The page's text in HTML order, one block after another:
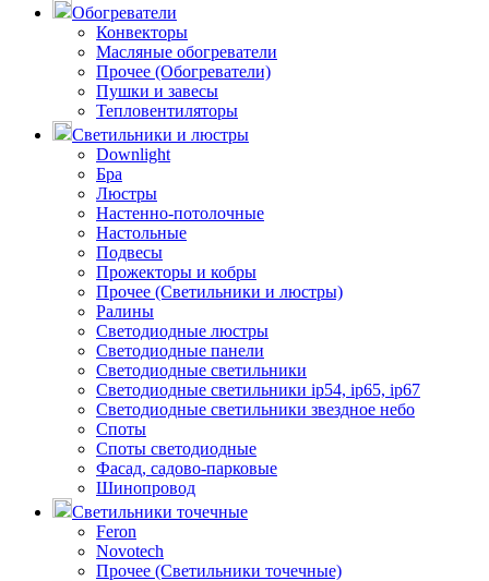
Обогреватели
Конвекторы
Масляные обогреватели
Прочее (Обогреватели)
Пушки и завесы
Тепловентиляторы
Светильники и люстры
Downlight
Бра
Люстры
Настенно-потолочные
Настольные
Подвесы
Прожекторы и кобры
Прочее (Светильники и люстры)
Ралины
Светодиодные люстры
Светодиодные панели
Светодиодные светильники
Светодиодные светильники ip54, ip65, ip67
Светодиодные светильники звездное небо
Споты
Споты светодиодные
Фасад, садово-парковые
Шинопровод
Светильники точечные
Feron
Novotech
Прочее (Светильники точечные)